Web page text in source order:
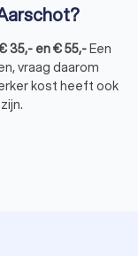
35,- en€55,-Een
vraag daarom
kost heeft ook